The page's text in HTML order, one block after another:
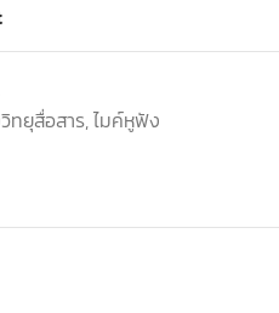
ทยุสื่อสาร,ไมค์หูฟัง